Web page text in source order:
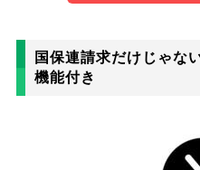
国保連請求だけじゃな
機能付き